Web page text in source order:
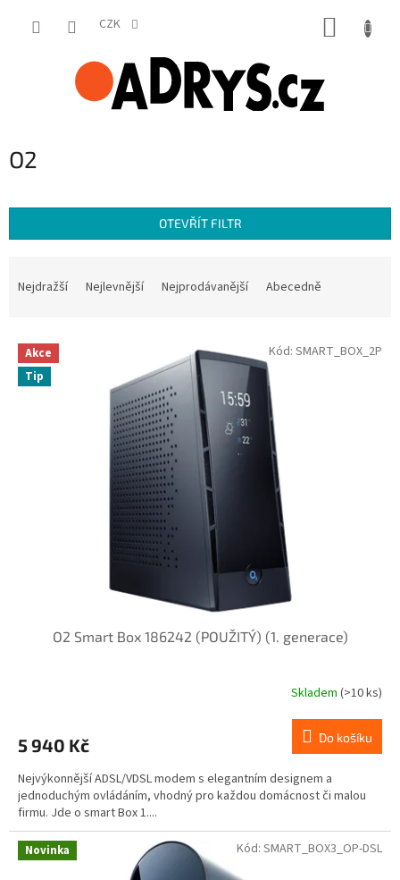
CZK
O2
OTEVŘÍT FILTR
n
p
Nejdražší Nejlevnější Nejprodávanější Abecedně
V
p
Akce
Tip
O2 Smart Box 186242 (POUŽITÝ) (1. generace)
Skladem (>10 ks)
5 940 Kč Do košíku
Nejvýkonnější ADSL/VDSL modem s elegantním designem a
jednoduchým ovládáním, vhodný pro každou domácnost či malou
firmu. Jde o smart Box 1....
Kód: SMART_BOX_2P
Novinka Kód: SMART_BOX3_OP-DSL